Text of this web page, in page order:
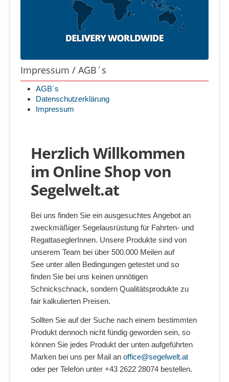
Impressum / AGB´s
AGB´s
Datenschutzerklärung
Impressum
Herzlich Willkommen
im Online Shop von
Segelwelt.at
Bei uns finden Sie ein ausgesuchtes Angebot an
zweckmäßiger Segelausrüstung für Fahrten- und
RegattaseglerInnen. Unsere Produkte sind von
unserem Team bei über 500.000 Meilen auf
See unter allen Bedingungen getestet und so
finden Sie bei uns keinen unnötigen
Schnickschnack, sondern Qualitätsprodukte zu
fair kalkulierten Preisen.
Sollten Sie auf der Suche nach einem bestimmten
Produkt dennoch nicht fündig geworden sein, so
können Sie jedes Produkt der unten aufgeführten
Marken bei uns per Mail an office@segelwelt.at
oder per Telefon unter +43 2622 28074 bestellen.